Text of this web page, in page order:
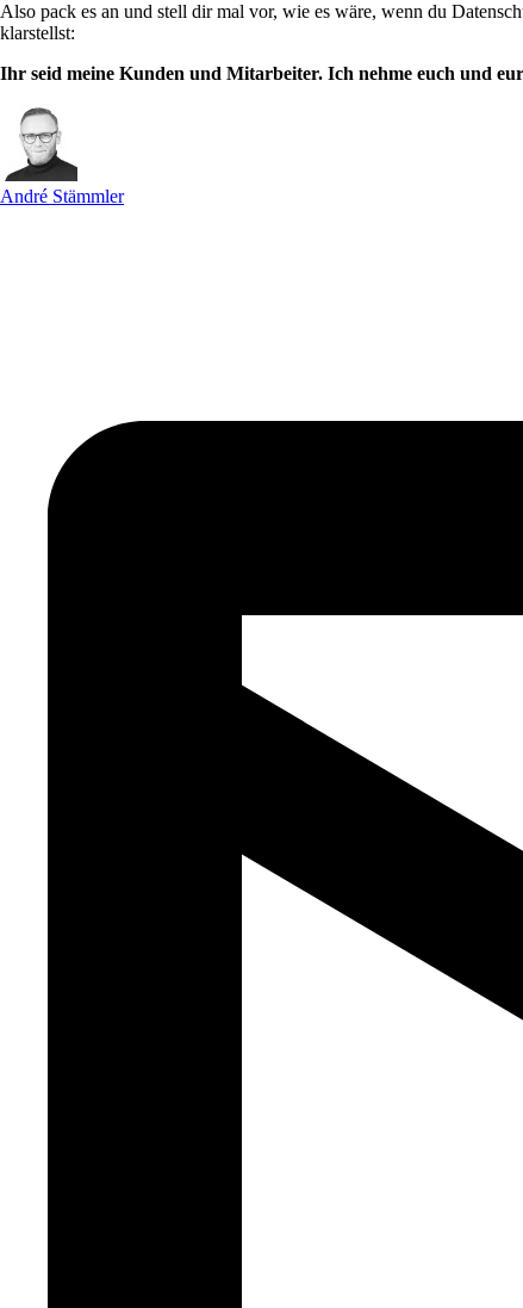
Also pack es an und stell dir mal vor, wie es wäre, wenn du
klarstellst:
Ihr seid meine Kunden und Mitarbeiter. Ich nehme euch und
André Stämmler